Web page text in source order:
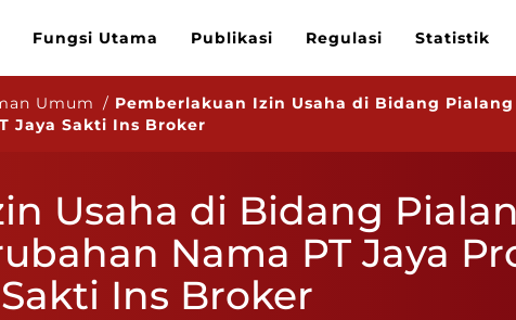
Fungsi Utama Publikasi Regulasi Statistik
Umum / Pemberlakuan Izin Usaha di Bidang
Jaya Sakti Ins Broker
Usaha di Bidang
Nama PT Jaya
Ins Broker